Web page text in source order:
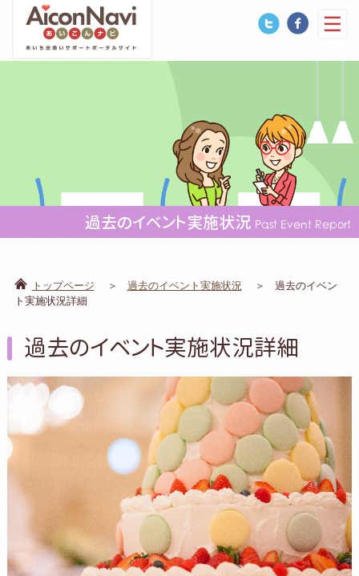
過去のイベント実施状況 Past Event Report
トップページ 過去のイベント実施状況
過去のイベン
ト実施状況詳細
過去のイベント実施状況詳細